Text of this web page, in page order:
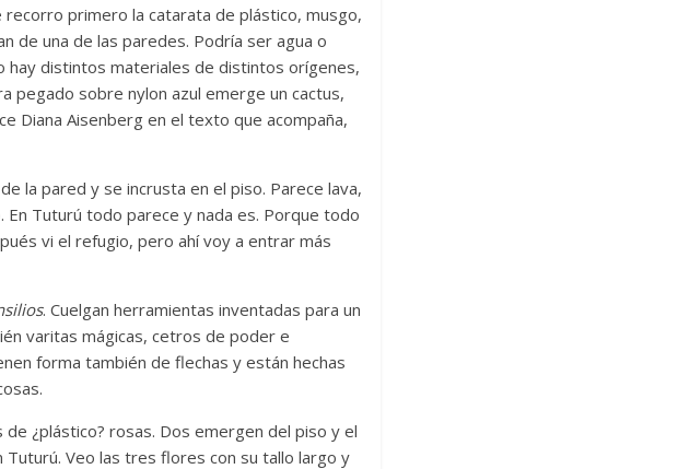
primero la catarata de plástico, musgo,
de una de las paredes. Podría ser agua o
hay distintos materiales de distintos orígenes,
pegado sobre nylon azul emerge un cactus,
Diana Aisenberg en el texto que acompaña,
la pared y se incrusta en el piso. Parece lava,
Tuturú todo parece y nada es. Porque todo
vi el refugio, pero ahí voy a entrar más
. Cuelgan herramientas inventadas para un
varitas mágicas, cetros de poder e
forma también de flechas y están hechas
¿plástico? rosas. Dos emergen del piso y el
Veo las tres flores con su tallo largo y